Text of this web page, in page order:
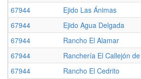
67944
Ejido Las Ánimas
67944
Ejido Agua Delgada
67944
Rancho El Alamar
67944
Ranchería El Callejón
67944
Rancho El Cedrito